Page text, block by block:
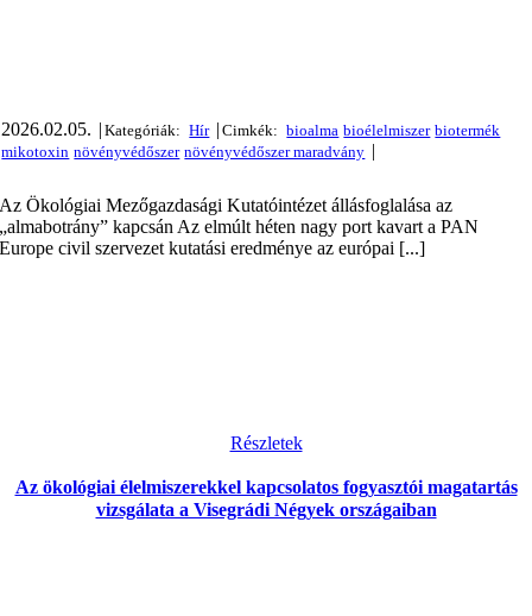
2026.02.05. |
|
|
Az Ökológiai Mezőgazdasági Kutatóintézet állásfoglalása az
„almabotrány” kapcsán Az elmúlt héten nagy port kavart a PAN
Europe civil szervezet kutatási eredménye az európai [...]
Részletek
Az ökológiai élelmiszerekkel kapcsolatos fogyasztói magatartás
vizsgálata a Visegrádi Négyek országaiban